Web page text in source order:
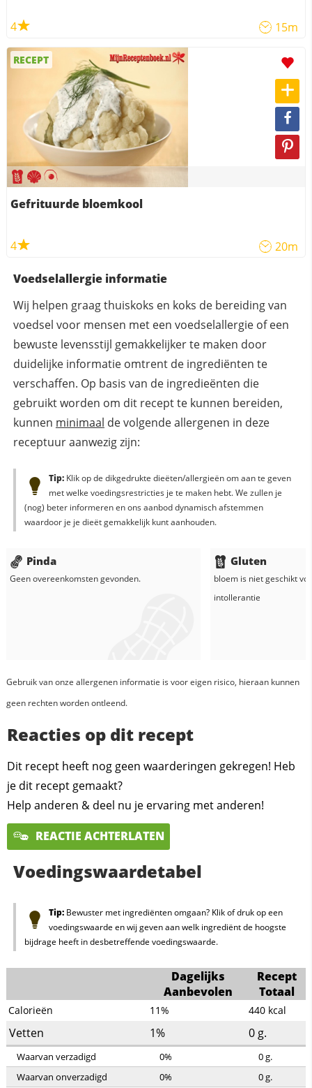
4 15m
RECEPT
Gefrituurde bloemkool
4 20m
Voedselallergie informatie
Wij helpen graag thuiskoks en koks de bereiding van
voedsel voor mensen met een voedselallergie of een
bewuste levensstijl gemakkelijker te maken door
duidelijke informatie omtrent de ingrediënten te
verschaffen. Op basis van de ingredieënten die
gebruikt worden om dit recept te kunnen bereiden,
kunnen minimaal de volgende allergenen in deze
receptuur aanwezig zijn:
Tip:Klik op de dikgedrukte dieëten/allergieën om aan te geven
met welke voedingsrestricties je te maken hebt. We zullen je
(nog) beter informeren en ons aanbod dynamisch afstemmen
waardoor je je dieët gemakkelijk kunt aanhouden.
Pinda
Geen overeenkomsten gevonden.
Gluten
bloemis niet geschikt
intollerantie
Gebruik van onze allergenen informatie is voor eigen risico, hieraan kunnen
geen rechten worden ontleend.
Reacties op dit recept
Dit recept heeft nog geen waarderingen gekregen! Heb
je dit recept gemaakt?
Help anderen & deel nu je ervaring met anderen!
REACTIE ACHTERLATEN
Voedingswaardetabel
Tip:Bewuster met ingrediënten omgaan? Klik of druk op een
voedingswaarde en wij geven aan welk ingrediënt de hoogste
bijdrage heeft in desbetreffende voedingswaarde.
Dagelijks
Aanbevolen
Recept
Totaal
Calorieën 11% 440 kcal
Vetten 1% 0 g.
Waarvan verzadigd 0% 0g.
Waarvan onverzadigd
0% 0g.